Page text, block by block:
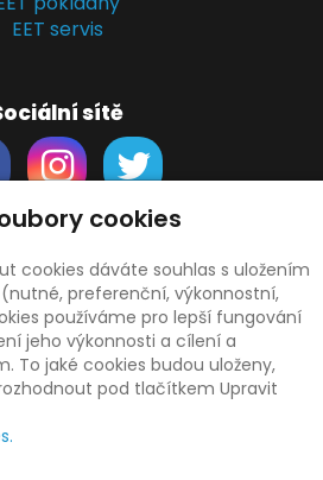
EET servis
sítě
Support
podmínky
osobních údajů
použityvecteezy.com
cookies
cookies dáváte souhlas s uložením
preferenční, výkonnostní,
používáme pro lepší fungování
jeho výkonnosti a cílení a
To jaké cookies budou uloženy,
pod tlačítkem Upravit